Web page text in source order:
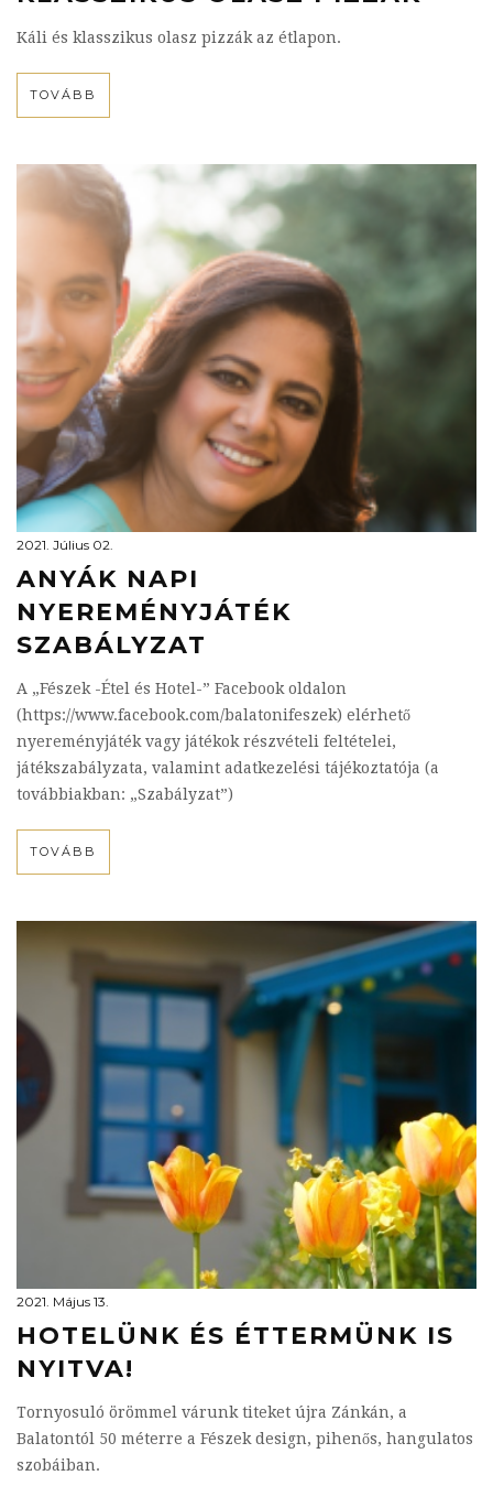
Káli és klasszikus olasz pizzák az étlapon.
TOVÁBB
2021. Július 02.
ANYÁK NAPI
NYEREMÉNYJÁTÉK
SZABÁLYZAT
A „Fészek -Étel és Hotel-” Facebook oldalon
(https://www.facebook.com/balatonifeszek) elérhető
nyereményjáték vagy játékok részvételi feltételei,
játékszabályzata, valamint adatkezelési tájékoztatója (a
továbbiakban: „Szabályzat”)
TOVÁBB
2021. Május 13.
HOTELÜNK ÉS ÉTTERMÜNK IS
NYITVA!
Tornyosuló örömmel várunk titeket újra Zánkán, a
Balatontól 50 méterre a Fészek design, pihenős, hangulatos
szobáiban.